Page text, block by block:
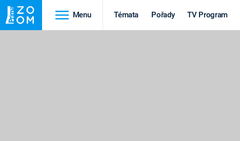
Menu Témata Pořady TV Program